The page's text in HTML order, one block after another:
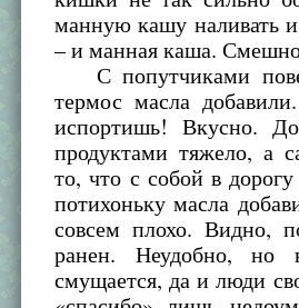
манную кашу наливать
– и манная каша.
С попутчиками
термос масла
испортишь! Вкусно.
продуктами тяжело, а
то, что с собой в
потихоньку масла
совсем плохо. Видно,
ранен. Неудобно, но
смущается, да и люди